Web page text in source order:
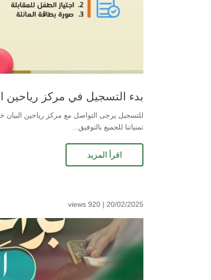
بدء التسجيل في مركز رياحين
تمنياتنا للجميع بالتوفيق...
اقرأ المزيد
20/02/2025 |
920 views